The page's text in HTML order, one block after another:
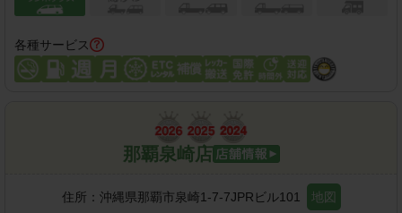
各種サービス
那覇泉崎店
住所： 沖縄県那覇市泉崎1-7-7JPRビル101 地図